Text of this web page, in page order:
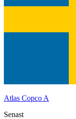
Atlas Copco A
Senast